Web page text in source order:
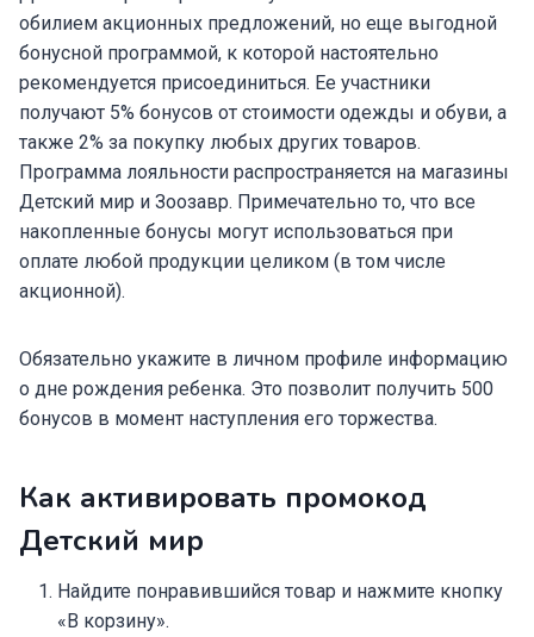
обилием акционных предложений, но еще выгодной
бонусной программой, к которой настоятельно
рекомендуется присоединиться. Ее участники
получают 5% бонусов от стоимости одежды и обуви, а
также 2% за покупку любых других товаров.
Программа лояльности распространяется на магазины
Детский мир и Зоозавр. Примечательно то, что все
накопленные бонусы могут использоваться при
оплате любой продукции целиком (в том числе
акционной).
Обязательно укажите в личном профиле информацию
о дне рождения ребенка. Это позволит получить 500
бонусов в момент наступления его торжества.
Как активировать промокод
Детский мир
Найдите понравившийся товар и нажмите кнопку
«В корзину».